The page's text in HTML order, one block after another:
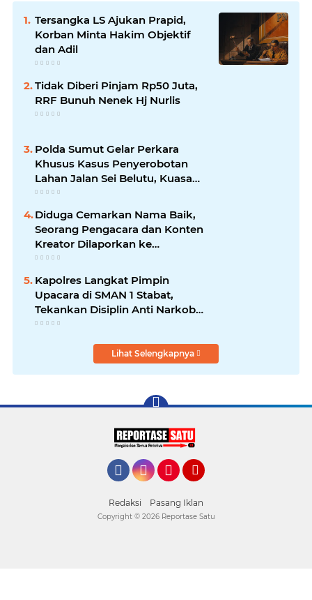
Tersangka LS Ajukan Prapid,
Korban Minta Hakim Objektif
dan Adil
Tidak Diberi Pinjam Rp50 Juta,
RRF Bunuh Nenek Hj Nurlis
Polda Sumut Gelar Perkara
Khusus Kasus Penyerobotan
Lahan Jalan Sei Belutu, Kuasa
Hukum Pelapor Minta Kasus
Dilanjutkan
Diduga Cemarkan Nama Baik,
Seorang Pengacara dan Konten
Kreator Dilaporkan ke
Polrestabes Medan
Kapolres Langkat Pimpin
Upacara di SMAN 1 Stabat,
Tekankan Disiplin Anti Narkoba
dan Bijak Bermedsos
Lihat Selengkapnya
Redaksi Pasang Iklan
Copyright © 2026 Reportase Satu